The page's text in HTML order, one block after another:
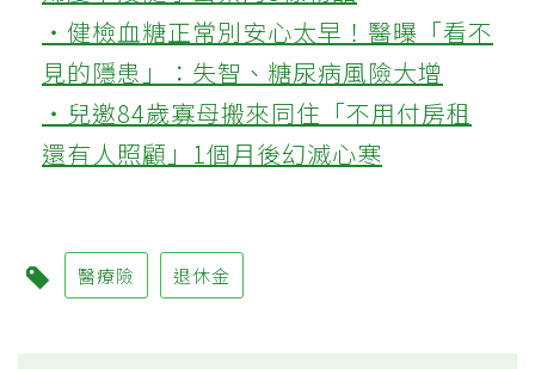
‧健檢血糖正常別安心太早！醫曝「看不
見的隱患」：失智、糖尿病風險大增
‧兒邀84歲寡母搬來同住「不用付房租
還有人照顧」1個月後幻滅心寒
醫療險 退休金